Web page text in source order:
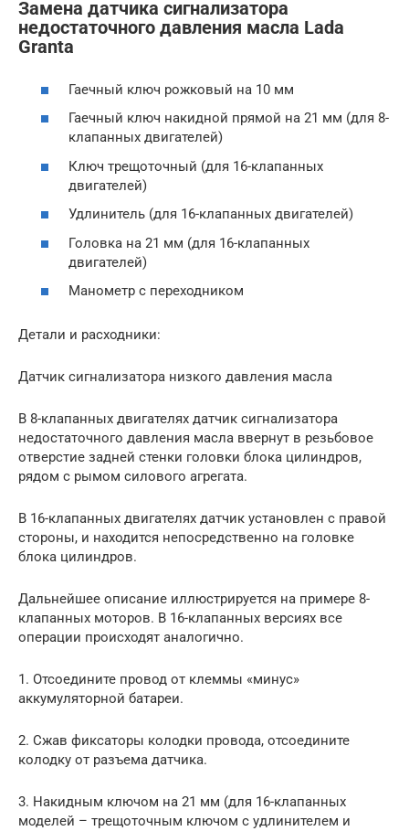
Замена датчика сигнализатора
недостаточного давления масла Lada
Granta
Гаечный ключ рожковый на 10 мм
Гаечный ключ накидной прямой на 21 мм (для 8-
клапанных двигателей)
Ключ трещоточный (для 16-клапанных
двигателей)
Удлинитель (для 16-клапанных двигателей)
Головка на 21 мм (для 16-клапанных
двигателей)
Манометр с переходником
Детали и расходники:
Датчик сигнализатора низкого давления масла
В 8-клапанных двигателях датчик сигнализатора
недостаточного давления масла ввернут в резьбовое
отверстие задней стенки головки блока цилиндров,
рядом с рымом силового агрегата.
В 16-клапанных двигателях датчик установлен с правой
стороны, и находится непосредственно на головке
блока цилиндров.
Дальнейшее описание иллюстрируется на примере 8-
клапанных моторов. В 16-клапанных версиях все
операции происходят аналогично.
1. Отсоедините провод от клеммы «минус»
аккумуляторной батареи.
2. Сжав фиксаторы колодки провода, отсоедините
колодку от разъема датчика.
3. Накидным ключом на 21 мм (для 16-клапанных
моделей – трещоточным ключом с удлинителем и